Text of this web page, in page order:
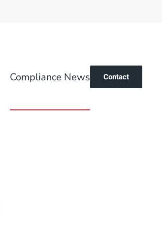
Compliance News Contact